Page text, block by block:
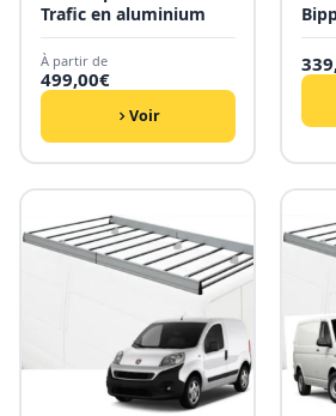
Trafic en aluminium
À partir de
499,00€
Voir